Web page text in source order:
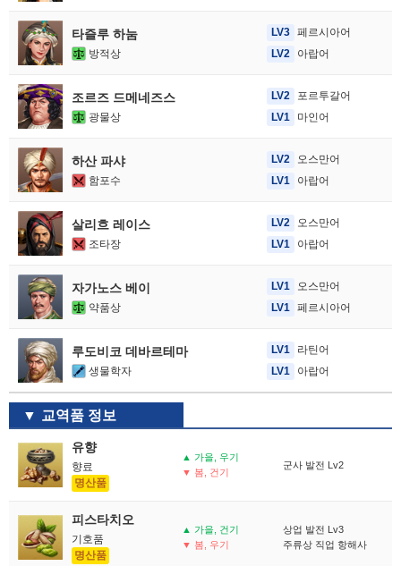
타즐루 하눔
방적상
LV3 페르시아어
LV2
아랍어
조르즈 드메네즈스
광물상
LV2
포르투갈어
LV1
마인어
하산 파샤
함포수
LV2
오스만어
LV1
아랍어
살리흐 레이스
조타장
LV2
오스만어
LV1
아랍어
자가노스 베이
약품상
LV1
오스만어
LV1
페르시아어
루도비코 데바르테마
생물학자
LV1
라틴어
LV1
아랍어
교역품 정보
유향
향료
명산품
▲ 가을, 우기
▼ 봄, 건기
군사 발전 Lv2
피스타치오
기호품
명산품
▲ 가을, 건기
▼ 봄, 우기
상업 발전 Lv3
주류상 직업 항해사